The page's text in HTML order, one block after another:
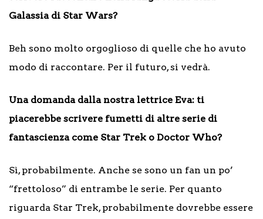
Galassia di Star Wars?
Beh sono molto orgoglioso di quelle che ho avuto
modo di raccontare. Per il futuro, si vedrà.
Una domanda dalla nostra lettrice Eva: ti
piacerebbe scrivere fumetti di altre serie di
fantascienza come Star Trek o Doctor Who?
Sì, probabilmente. Anche se sono un fan un po’
“frettoloso” di entrambe le serie. Per quanto
riguarda Star Trek, probabilmente dovrebbe essere